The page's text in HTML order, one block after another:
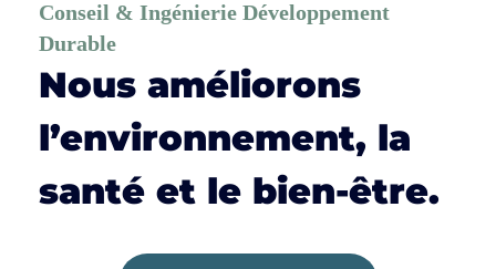
Conseil & Ingénierie Développement
Durable
Nous améliorons
l’environnement, la
santé et le bien-être.